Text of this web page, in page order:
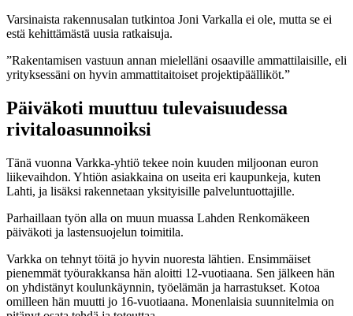
Varsinaista rakennusalan tutkintoa Joni Varkalla ei ole, mutta se ei
estä kehittämästä uusia ratkaisuja.
”Rakentamisen vastuun annan mielelläni osaaville ammattilaisille, eli
yrityksessäni on hyvin ammattitaitoiset projektipäälliköt.”
Päiväkoti muuttuu tulevaisuudessa
rivitaloasunnoiksi
Tänä vuonna Varkka-yhtiö tekee noin kuuden miljoonan euron
liikevaihdon. Yhtiön asiakkaina on useita eri kaupunkeja, kuten
Lahti, ja lisäksi rakennetaan yksityisille palveluntuottajille.
Parhaillaan työn alla on muun muassa Lahden Renkomäkeen
päiväkoti ja lastensuojelun toimitila.
Varkka on tehnyt töitä jo hyvin nuoresta lähtien. Ensimmäiset
pienemmät työurakkansa hän aloitti 12-vuotiaana. Sen jälkeen hän
on yhdistänyt koulunkäynnin, työelämän ja harrastukset. Kotoa
omilleen hän muutti jo 16-vuotiaana. Monenlaisia suunnitelmia on